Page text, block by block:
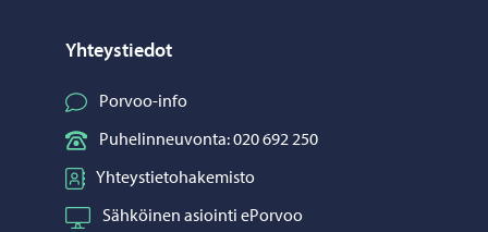
Yhteystiedot
Porvoo-info
Puhelinneuvonta: 020 692 250
Yhteystietohakemisto
Sähköinen asiointi ePorvoo